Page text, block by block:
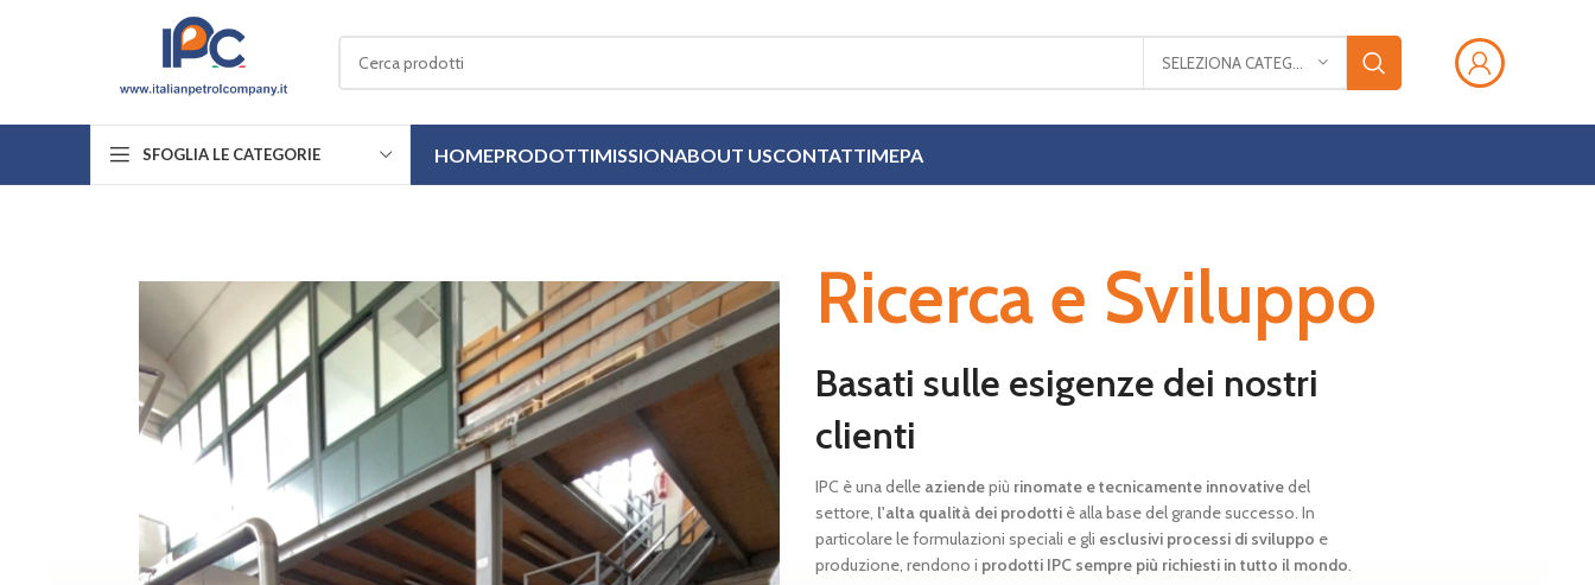
SFOGLIA LE CATEGORIE HOMEPRODOTTIMISSIONABOUT USCONTATTIMEPA
Ricerca e Sviluppo
Basati sulle esigenze dei nostri
clienti
IPC è una delle aziendepiù rinomate e tecnicamente innovativedel
settore, l'alta qualità dei prodotti è alla base del grande successo. In
particolare le formulazioni speciali e gli esclusivi processi di sviluppo e
produzione, rendono i prodotti IPC sempre più richiesti in tutto il mondo.